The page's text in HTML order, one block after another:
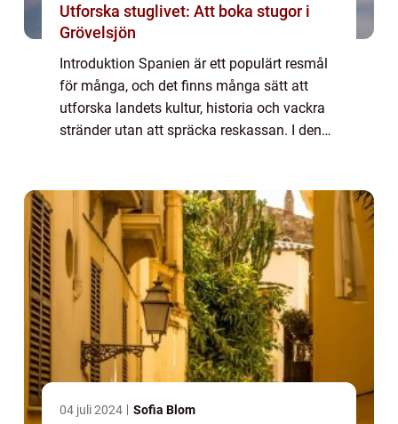
Utforska stuglivet: Att boka stugor i
Grövelsjön
Introduktion Spanien är ett populärt resmål
för många, och det finns många sätt att
utforska landets kultur, historia och vackra
stränder utan att spräcka reskassan. I denna
04 juli 2024 Sofia Blom